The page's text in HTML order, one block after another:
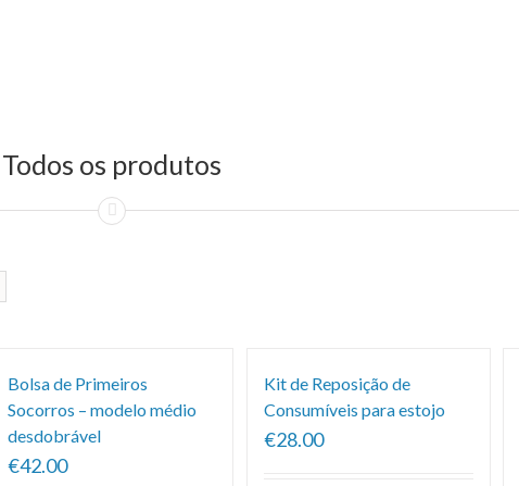
Todos os produtos
Bolsa de Primeiros
Socorros – modelo médio
desdobrável
€42.00
Kit de Reposição de
Consumíveis para estojo
€28.00